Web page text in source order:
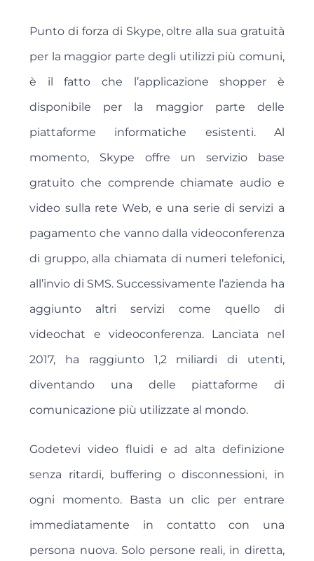
Punto di forza di Skype, oltre alla sua gratuità
per la maggior parte degli utilizzi più comuni,
è il fatto che l’applicazione shopper è
disponibile per la maggior parte delle
piattaforme informatiche esistenti. Al
momento, Skype offre un servizio base
gratuito che comprende chiamate audio e
video sulla rete Web, e una serie di servizi a
pagamento che vanno dalla videoconferenza
di gruppo, alla chiamata di numeri telefonici,
all’invio di SMS. Successivamente l’azienda ha
aggiunto altri servizi come quello di
videochat e videoconferenza. Lanciata nel
2017, ha raggiunto 1,2 miliardi di utenti,
diventando una delle piattaforme di
comunicazione più utilizzate al mondo.
Godetevi video fluidi e ad alta definizione
senza ritardi, buffering o disconnessioni, in
ogni momento. Basta un clic per entrare
immediatamente in contatto con una
persona nuova. Solo persone reali, in diretta,